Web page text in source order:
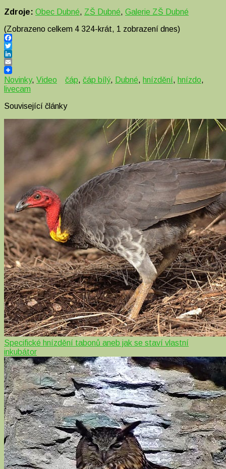
Zdroje: Obec Dubné, ZŠ Dubné, Galerie ZŠ Dubné
(Zobrazeno celkem 4 324-krát, 1 zobrazení dnes)
Facebook
Twitter
LinkedIn
Email
Novinky, Video čáp, čáp bílý, Dubné, hnízdění, hnízdo,
livecam
Související články
Specifické hnízdění tabonů aneb jak se staví vlastní
inkubátor